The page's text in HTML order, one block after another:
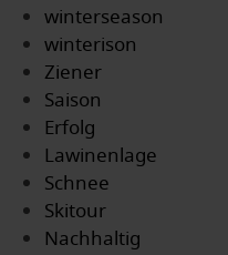
winterseason
winterison
Ziener
Saison
Erfolg
Lawinenlage
Schnee
Skitour
Nachhaltig